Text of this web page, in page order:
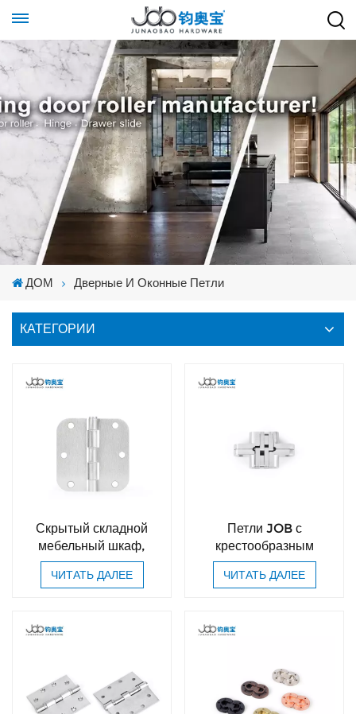
ДОМ Дверные И Оконные Петли
КАТЕГОРИИ
Скрытый складной
мебельный шкаф,
дверцы из
сатинированного
ЧИТАТЬ ДАЛЕЕ
Петли JOB с
крестообразным
креплением, стальные,
с доводчиком, для
ЧИТАТЬ ДАЛЕЕ